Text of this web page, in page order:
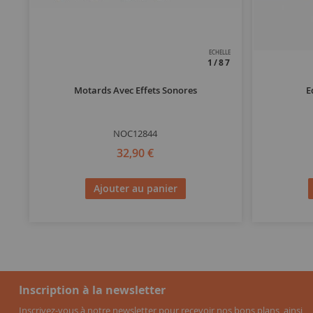
ECHELLE
1/87
Motards Avec Effets Sonores
NOC12844
32,90 €
Ajouter au panier
Inscription à la newsletter
Inscrivez-vous à notre newsletter pour recevoir nos bons plans, ainsi